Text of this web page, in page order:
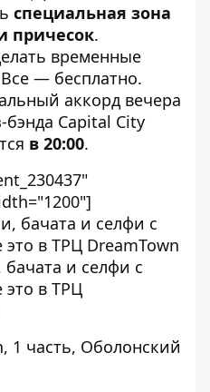
специальная зона
причесок.
временные
— бесплатно.
аккорд вечера
Capital City
в 20:00.
бачата и cелфи с
в ТРЦ
1 часть, Оболонский